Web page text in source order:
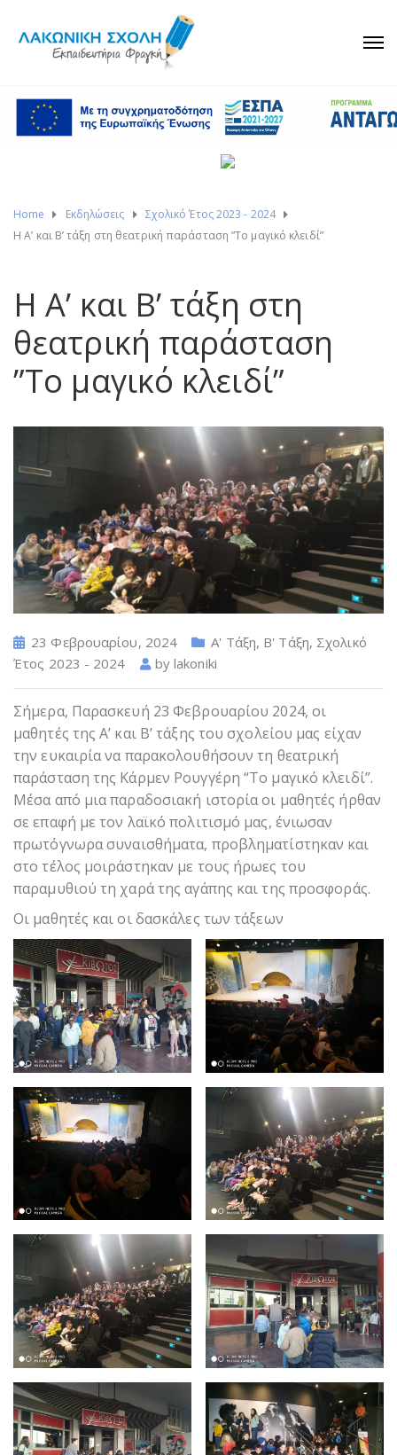
Home Εκδηλώσεις
Σχολικό Έτος 2023 - 2024
Η Α’ και Β’ τάξη στη θεατρική παράσταση ”Το μαγικό κλειδί”
Η Α’ και Β’ τάξη στη
θεατρική παράσταση
”Το μαγικό κλειδί”
23 Φεβρουαρίου, 2024 Α' Τάξη, Β' Τάξη, Σχολικό
Έτος 2023 - 2024
bylakoniki
Σήμερα, Παρασκευή 23 Φεβρουαρίου 2024, οι
μαθητές της Α’ και Β’ τάξης του σχολείου μας είχαν
την ευκαιρία να παρακολουθήσουν τη θεατρική
παράσταση της Κάρμεν Ρουγγέρη “Το μαγικό κλειδί”.
Μέσα από μια παραδοσιακή ιστορία οι μαθητές ήρθαν
σε επαφή με τον λαϊκό πολιτισμό μας, ένιωσαν
πρωτόγνωρα συναισθήματα, προβληματίστηκαν και
στο τέλος μοιράστηκαν με τους ήρωες του
παραμυθιού τη χαρά της αγάπης και της προσφοράς.
Οι μαθητές και οι δασκάλες των τάξεων